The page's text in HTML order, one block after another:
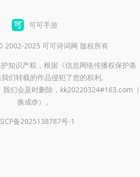
可可手游
2025 可可诗词网 版权所有
知识产权，根据《信息网络传播权保护条
们转载的作品侵犯了您的权利,
我们会及时删除，kk20220324#163.com
换成@）。
ICP备2025138787号-1